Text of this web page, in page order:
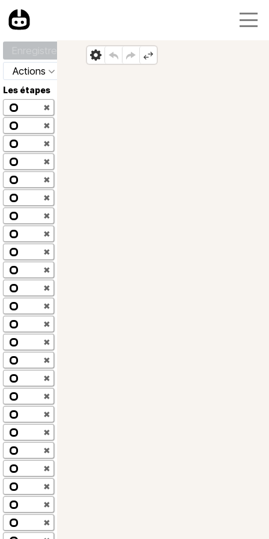
Actions
Les étapes
✖
✖
✖
✖
✖
✖
✖
✖
✖
✖
✖
✖
✖
✖
✖
✖
✖
✖
✖
✖
✖
✖
✖
✖